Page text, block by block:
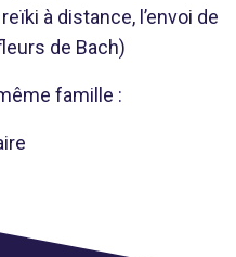
à distance, l’envoi de
de Bach)
famille :